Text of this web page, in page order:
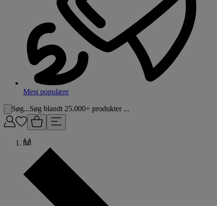
Mest populære
Søg...Søg blandt 25.000+ produkter ...